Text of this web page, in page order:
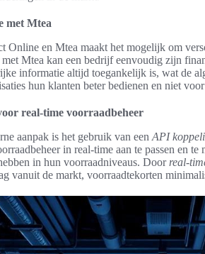
met Mtea
Online en Mtea maakt het mogelijk om
met Mtea kan een bedrijf eenvoudig zijn
informatie altijd toegankelijk is, wat de
hun klanten beter bedienen en niet
real-time voorraadbeheer
aanpak is het gebruik van eenAPI
in real-time aan te passen en
in hun voorraadniveaus. Doorreal-
vanuit de markt, voorraadtekorten